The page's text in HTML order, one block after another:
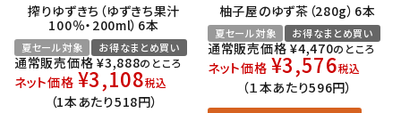
搾りゆずきち（ゆずきち果汁
100％・200ml）6本
夏セール対象 お得なまとめ買い
通常販売価格 ¥3,888のところ
ネット価格 ¥3,108税込
（1本あたり518円）
柚子屋のゆず茶（280g）6本
夏セール対象 お得なまとめ買い
通常販売価格 ¥4,470のところ
ネット価格 ¥3,576税込
（１本あたり596円）